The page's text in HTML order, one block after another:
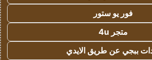
فور يو ستور
متجر 4u
ببجي عن طريق الايدي